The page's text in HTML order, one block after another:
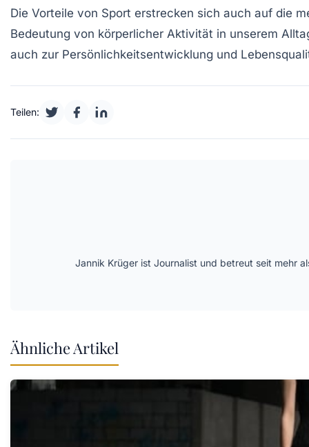
Die Vorteile von Sport erstrecken sich auch auf die
Bedeutung von körperlicher Aktivität in unserem
auch zur Persönlichkeitsentwicklung und
Teilen:
Jannik Krüger ist Journalist und betreut seit mehr
Ähnliche Artikel